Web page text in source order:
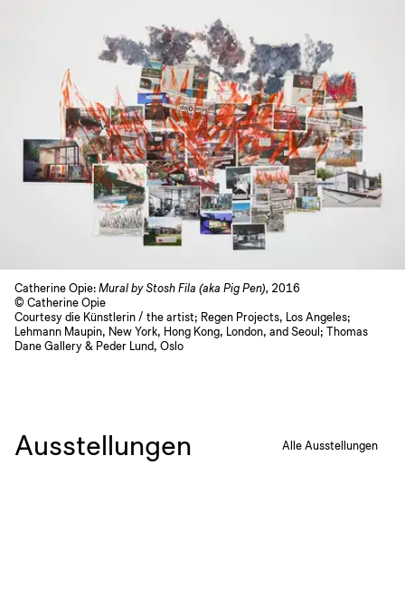
Catherine Opie:Mural by Stosh Fila (aka Pig Pen), 2016
© Catherine Opie
Courtesy die Künstlerin / the artist; Regen Projects, Los Angeles;
Lehmann Maupin, New York, Hong Kong, London, and Seoul; Thomas
Dane Gallery & Peder Lund, Oslo
Ausstellungen Alle Ausstellungen